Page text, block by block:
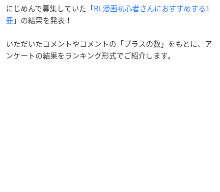
にじめんで募集していた「BL漫画初心者さんにおすすめする1
冊」の結果を発表！
いただいたコメントやコメントの「プラスの数」をもとに、ア
ンケートの結果をランキング形式でご紹介します。